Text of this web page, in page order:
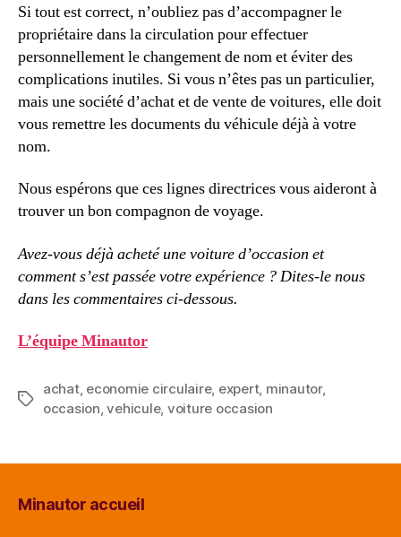
Si tout est correct, n’oubliez pas d’accompagner le
propriétaire dans la circulation pour effectuer
personnellement le changement de nom et éviter des
complications inutiles. Si vous n’êtes pas un particulier,
mais une société d’achat et de vente de voitures, elle doit
vous remettre les documents du véhicule déjà à votre
nom.
Nous espérons que ces lignes directrices vous aideront à
trouver un bon compagnon de voyage.
Avez-vous déjà acheté une voiture d’occasion et
comment s’est passée votre expérience ? Dites-le nous
dans les commentaires ci-dessous.
L’équipe Minautor
Étiquettes
achat, economie circulaire, expert, minautor,
occasion,vehicule, voiture occasion
Minautor accueil